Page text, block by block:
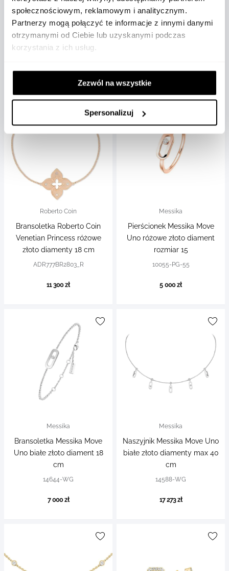
społecznościowym, reklamowym i analitycznym.
Partnerzy mogą połączyć te informacje z innymi danymi
otrzymanymi od Ciebie lub uzyskanymi podczas
korzystania z ich usług.
Zezwól na wszystkie
Spersonalizuj
Kolczyki Roberto Coin
Venetian Princess różowe
złoto
ADR777EA3407_R
16 600 zł
Kolczyki Roberto Coin Love in
Verona różowe złoto
diamenty
17 950 zł
Roberto Coin
Bransoletka Roberto Coin
Venetian Princess różowe
złoto diamenty 18 cm
ADR777BR2803_R
11 300 zł
Messika
Pierścionek Messika Move
Uno różowe złoto diament
rozmiar 15
10055-PG-55
5 000 zł
Messika
Bransoletka Messika Move
Uno białe złoto diament 18
cm
14644-WG
7 000 zł
Messika
Naszyjnik Messika Move Uno
białe złoto diamenty max 40
cm
14588-WG
17 273 zł